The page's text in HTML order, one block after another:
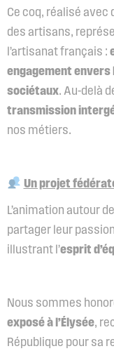
Ce coq, réalisé
des artisans,
l’artisanat français :
engagement
sociétaux. Au-delà
transmission
nos métiers.
Un projet
L’animation autour
partager leur
illustrant l’esprit
Nous sommes
exposé à l’Élysée,
République pour sa